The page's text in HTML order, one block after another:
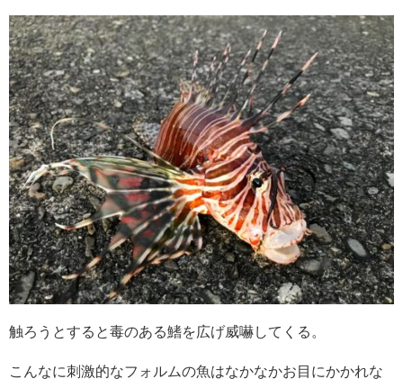
触ろうとすると毒のある鰭を広げ威嚇してくる。
こんなに刺激的なフォルムの魚はなかなかお目にかかれな